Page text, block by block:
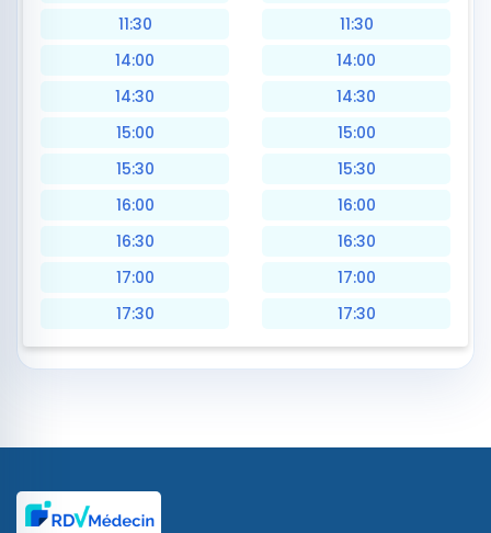
11:30
14:00
14:30
15:00
15:30
16:00
16:30
17:00
17:30
11:30
14:00
14:30
15:00
15:30
16:00
16:30
17:00
17:30